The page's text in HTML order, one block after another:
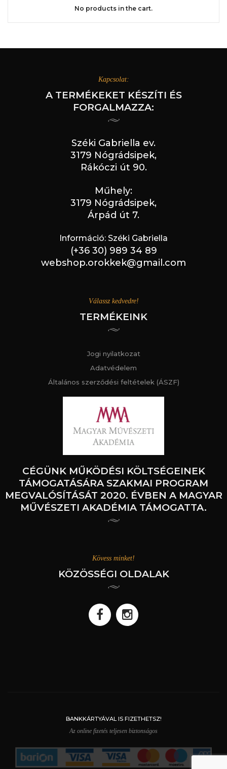
No products in the cart.
Kapcsolat:
A TERMÉKEKET KÉSZÍTI ÉS
FORGALMAZZA:
Széki Gabriella ev.
3179 Nógrádsipek,
Rákóczi út 90.
Műhely:
3179 Nógrádsipek,
Árpád út 7.
Információ: Széki Gabriella
(+36 30) 989 34 89
webshop.orokkek@gmail.com
Válassz kedvedre!
TERMÉKEINK
Jogi nyilatkozat
Adatvédelem
Általános szerződési feltételek (ÁSZF)
CÉGÜNK MŰKÖDÉSI KÖLTSÉGEINEK
TÁMOGATÁSÁRA SZAKMAI PROGRAM
MEGVALÓSÍTÁSÁT 2020. ÉVBEN A MAGYAR
MŰVÉSZETI AKADÉMIA TÁMOGATTA.
Kövess minket!
KÖZÖSSÉGI OLDALAK
BANKKÁRTYÁVAL IS FIZETHETSZ!
Az online fizetés teljesen biztonságos